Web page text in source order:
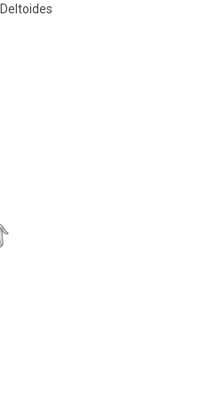
Deltoides